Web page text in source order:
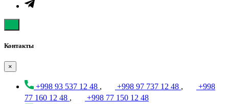
Контакты
×
+998 93 537 12 48 , +998 97 737 12 48 ,
+998
77 160 12 48 ,
+998 77 150 12 48